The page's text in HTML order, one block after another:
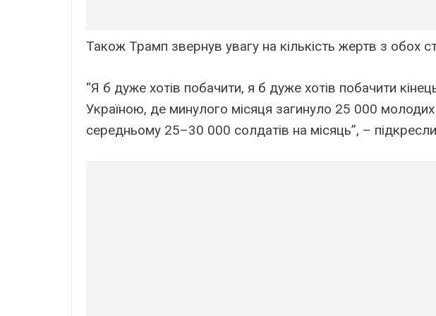
Також Трамп звернув увагу на кількість жертв з обох
“Я б дуже хотів побачити, я б дуже хотів побачити
Україною, де минулого місяця загинуло 25 000 молодих
середньому 25–30 000 солдатів на місяць”, –